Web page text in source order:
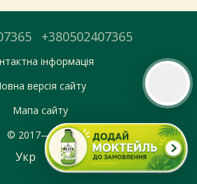
+380502407365
інформація
версія сайту
Мапа сайту
© 2017—2026
Укр Рус
Перейти до оформлення
обираєте під час оформлення.